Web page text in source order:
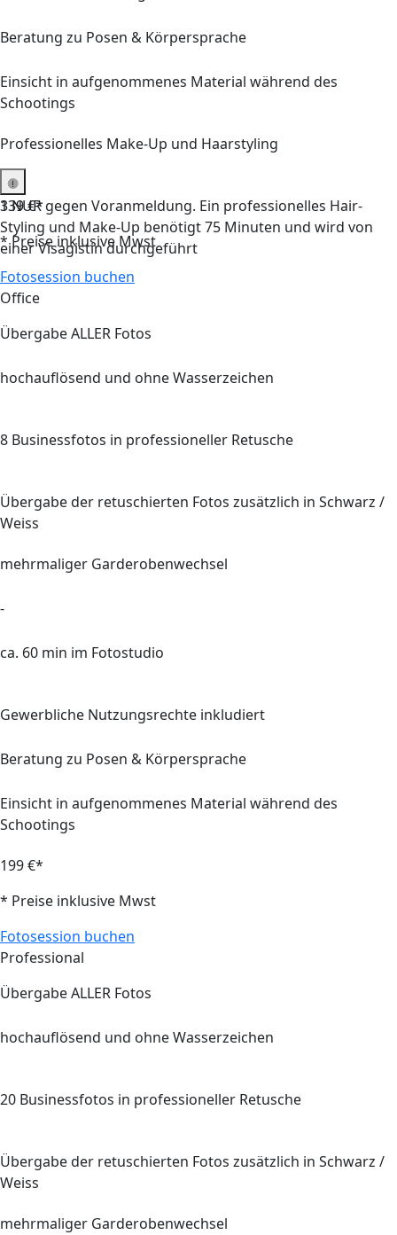
Beratung zu Posen & Körpersprache
Einsicht in aufgenommenes Material während des
Schootings
Professionelles Make-Up und Haarstyling
1 NUR gegen Voranmeldung. Ein professionelles Hair-
Styling und Make-Up benötigt 75 Minuten und wird von
einer Visagistin durchgeführt
339 €*
* Preise inklusive Mwst
Fotosession buchen
Office
ÜbergabeALLER Fotos
hochauflösend und ohne Wasserzeichen
8 Businessfotos in professioneller Retusche
Übergabe der retuschierten Fotos zusätzlich in Schwarz /
Weiss
mehrmaliger Garderobenwechsel
-
ca. 60 min im Fotostudio
Gewerbliche Nutzungsrechte inkludiert
Beratung zu Posen & Körpersprache
Einsicht in aufgenommenes Material während des
Schootings
199 €*
* Preise inklusive Mwst
Fotosession buchen
Professional
ÜbergabeALLER Fotos
hochauflösend und ohne Wasserzeichen
20 Businessfotos in professioneller Retusche
Übergabe der retuschierten Fotos zusätzlich in Schwarz /
Weiss
mehrmaliger Garderobenwechsel